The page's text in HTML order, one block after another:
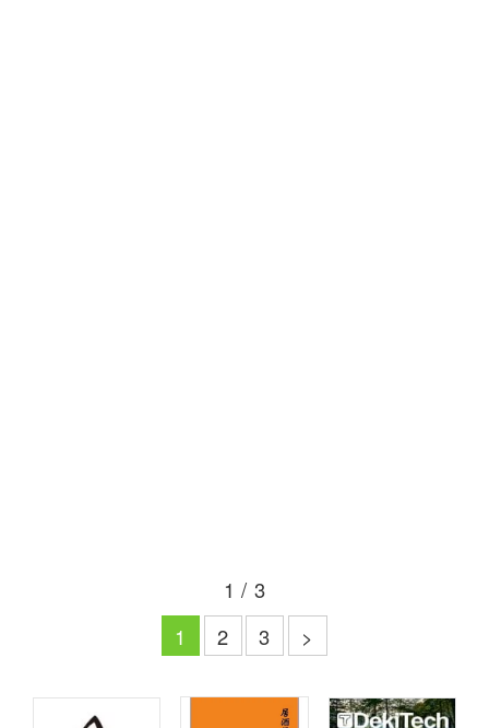
1 / 3
1
2 3 >